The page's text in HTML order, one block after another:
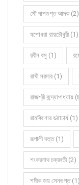
মৌ দাশগুপ্ত আদক (2)
যশোধরা রায়চৌধুরী (1)
রবীন বসু (1)
রাখী সরদার (1)
রাজশ্রী বন্দ্যোপাধ্যায়
রামকিশোর ভট্টাচার্য (1)
রূপালী দত্ত (1)
শংকরনাথ চক্রবর্তী (2)
শমীক জয় সেনগুপ্ত (1)